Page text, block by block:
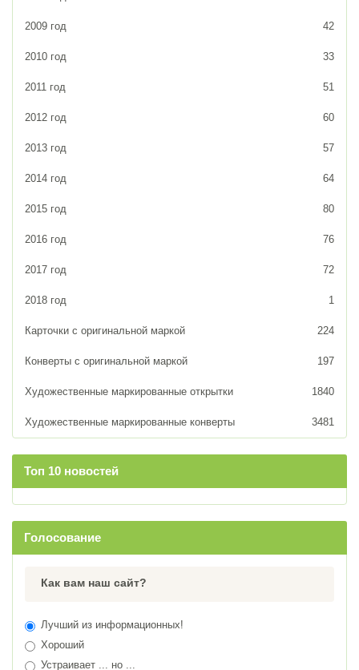
2009 год 42
2010 год 33
2011 год 51
2012 год 60
2013 год 57
2014 год 64
2015 год 80
2016 год 76
2017 год 72
2018 год 1
Карточки с оригинальной маркой 224
Конверты с оригинальной маркой 197
Художественные маркированные открытки 1840
Художественные маркированные конверты 3481
Топ 10 новостей
Голосование
Как вам наш сайт?
Лучший из информационных!
Хороший
Устраивает ... но ...